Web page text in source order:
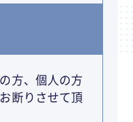
方、個人の方
断りさせて頂